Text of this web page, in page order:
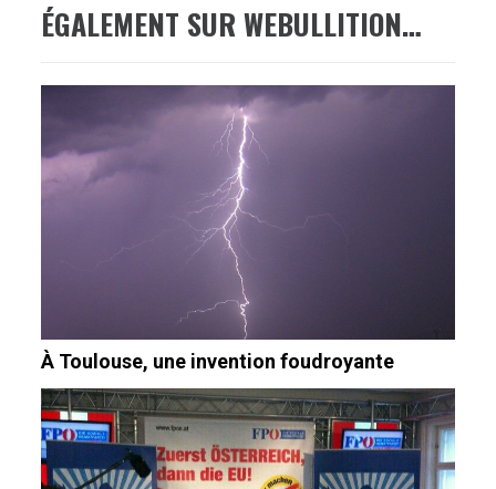
ÉGALEMENT SUR WEBULLITION…
À Toulouse, une invention foudroyante